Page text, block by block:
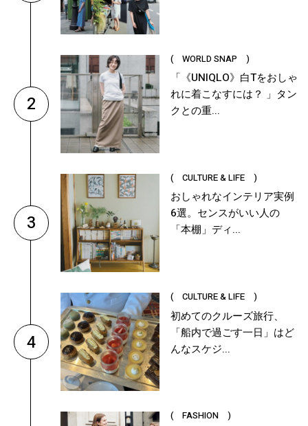
2
( WORLD SNAP )
「《UNIQLO》白Tをおしゃ
れに着こなすには？ 」タン
クとの重...
3
( CULTURE & LIFE )
おしゃれなインテリア実例
6選。センスがいい人の
「本棚」ディ...
4
( CULTURE & LIFE )
初めてのクルーズ旅行、
「船内で過ごす一日」はど
んなスケジ...
( FASHION )